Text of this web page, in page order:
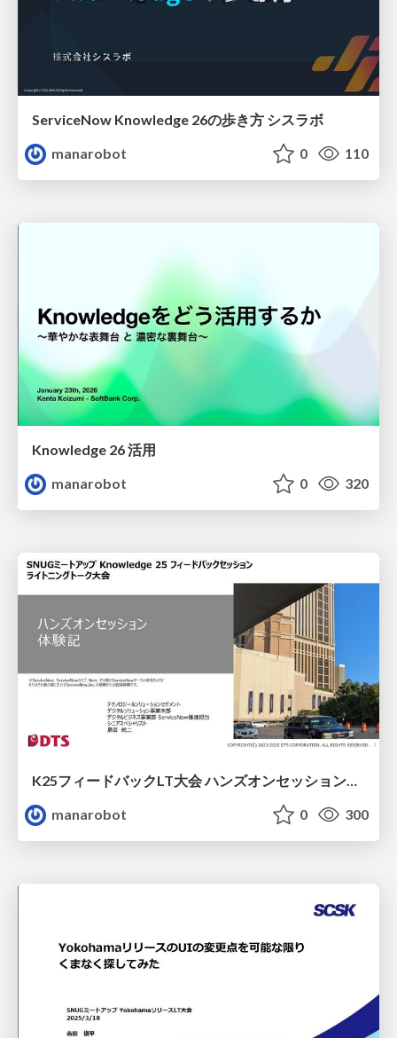
ServiceNow Knowledge 26の歩き方 シスラボ
manarobot
0 110
Knowledge 26 活用
manarobot
0 320
K25フィードバックLT大会 ハンズオンセッション参加レポート
manarobot
0 300